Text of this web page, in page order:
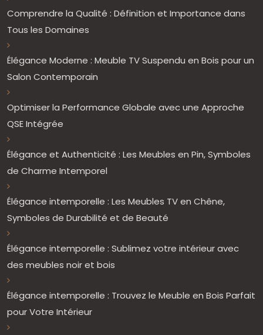
Comprendre la Qualité : Définition et Importance dans
Tous les Domaines
Élégance Moderne : Meuble TV Suspendu en Bois pour un
Salon Contemporain
Optimiser la Performance Globale avec une Approche
QSE Intégrée
Élégance et Authenticité : Les Meubles en Pin, Symboles
de Charme Intemporel
Élégance intemporelle : Les Meubles TV en Chêne,
Symboles de Durabilité et de Beauté
Élégance intemporelle : Sublimez votre intérieur avec
des meubles noir et bois
Élégance intemporelle : Trouvez le Meuble en Bois Parfait
pour Votre Intérieur